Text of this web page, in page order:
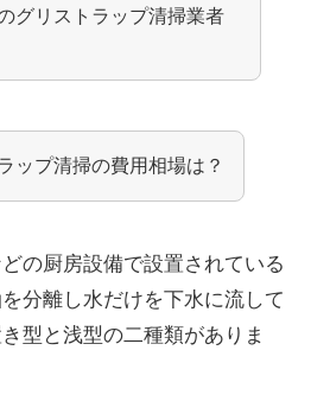
グリストラップ清掃業者
ップ清掃の費用相場は？
の厨房設備で設置されている
分離し水だけを下水に流して
型と浅型の二種類がありま